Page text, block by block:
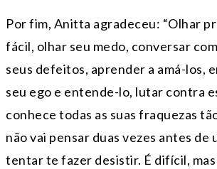
Por fim, Anitta agradeceu: “Olhar
fácil, olhar seu medo, conversar
seus defeitos, aprender a amá-los,
seu ego e entende-lo, lutar contra
conhece todas as suas fraquezas
não vai pensar duas vezes antes de
tentar te fazer desistir. É difícil,